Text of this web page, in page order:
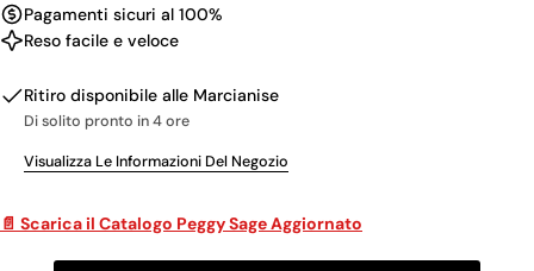
Pagamenti sicuri al 100%
Reso facile e veloce
Ritiro disponibile alle Marcianise
Di solito pronto in 4 ore
Visualizza Le Informazioni Del Negozio
📄 Scarica il Catalogo Peggy Sage Aggiornato